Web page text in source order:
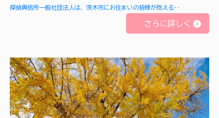
探偵興信所一般社団法人は、茨木市にお住まいの皆様が抱える‥
さらに詳しく